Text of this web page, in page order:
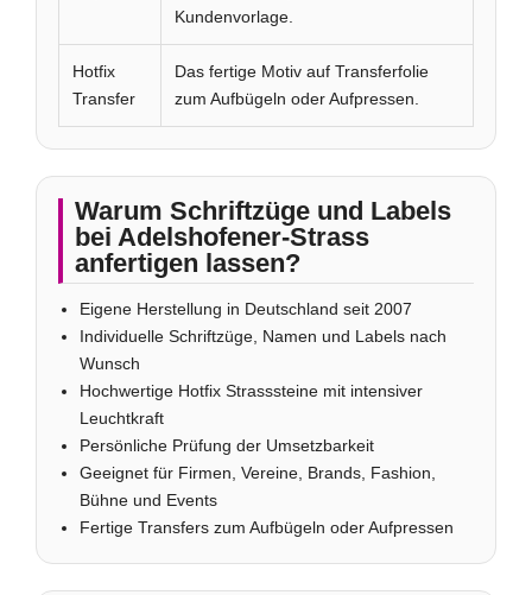
Kundenvorlage.
Hotfix
Transfer
Das fertige Motiv auf Transferfolie
zum Aufbügeln oder Aufpressen.
Warum Schriftzüge und Labels
bei Adelshofener-Strass
anfertigen lassen?
Eigene Herstellung in Deutschland seit 2007
Individuelle Schriftzüge, Namen und Labels nach
Wunsch
Hochwertige Hotfix Strasssteine mit intensiver
Leuchtkraft
Persönliche Prüfung der Umsetzbarkeit
Geeignet für Firmen, Vereine, Brands, Fashion,
Bühne und Events
Fertige Transfers zum Aufbügeln oder Aufpressen